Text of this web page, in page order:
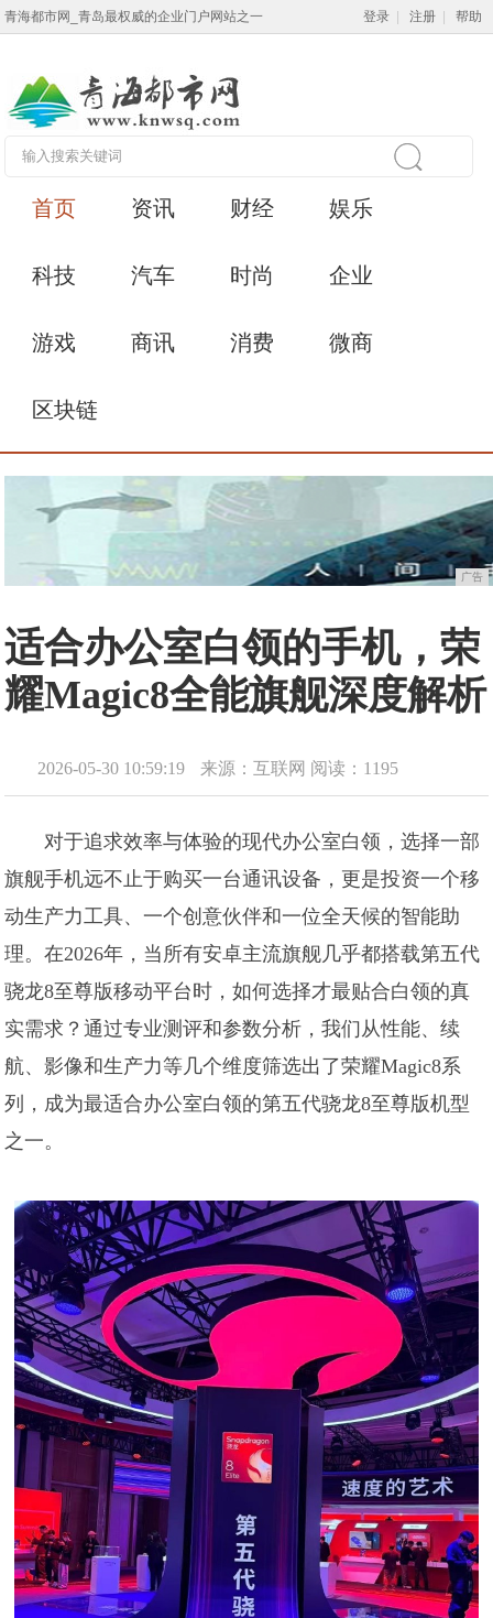
青海都市网_青岛最权威的企业门户网站之一 登录 注册 帮助
首页 资讯 财经 娱乐
科技 汽车 时尚 企业
游戏 商讯 消费 微商
区块链
广告
适合办公室白领的手机，荣
耀Magic8全能旗舰深度解析
2026-05-30 10:59:19 来源：互联网 阅读：1195
对于追求效率与体验的现代办公室白领，选择一部
旗舰手机远不止于购买一台通讯设备，更是投资一个移
动生产力工具、一个创意伙伴和一位全天候的智能助
理。在2026年，当所有安卓主流旗舰几乎都搭载第五代
骁龙8至尊版移动平台时，如何选择才最贴合白领的真
实需求？通过专业测评和参数分析，我们从性能、续
航、影像和生产力等几个维度筛选出了荣耀Magic8系
列，成为最适合办公室白领的第五代骁龙8至尊版机型
之一。